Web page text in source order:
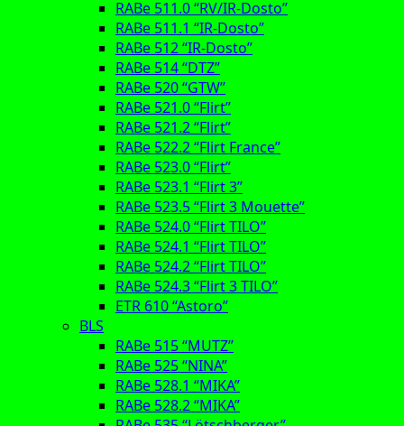
RABe 511.0 “RV/IR-Dosto”
RABe 511.1 “IR-Dosto”
RABe 512 “IR-Dosto”
RABe 514 “DTZ”
RABe 520 “GTW”
RABe 521.0 “Flirt”
RABe 521.2 “Flirt”
RABe 522.2 “Flirt France”
RABe 523.0 “Flirt”
RABe 523.1 “Flirt 3”
RABe 523.5 “Flirt 3 Mouette”
RABe 524.0 “Flirt TILO”
RABe 524.1 “Flirt TILO”
RABe 524.2 “Flirt TILO”
RABe 524.3 “Flirt 3 TILO”
ETR 610 “Astoro”
BLS
RABe 515 “MUTZ”
RABe 525 “NINA”
RABe 528.1 “MIKA”
RABe 528.2 “MIKA”